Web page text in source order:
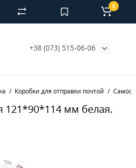
+38 (073) 515-06-06
0
Коробки для отправки почтой
121*90*114 мм белая.